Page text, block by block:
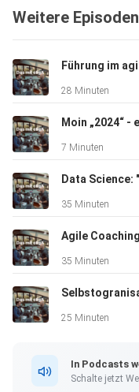
Weitere Episoden
Führung im
28 Minuten
Moin „2024“ -
7 Minuten
35 Minuten
35 Minuten
25 Minuten
In Podcasts
Schalte jetzt